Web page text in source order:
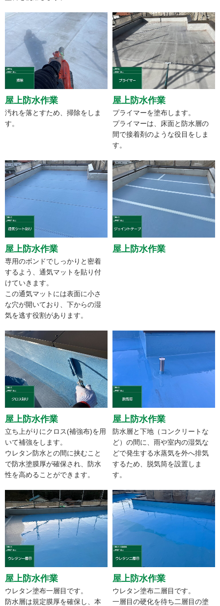
屋上防水作業
汚れを落とすため、掃除をしま
す。
屋上防水作業
プライマーを塗布します。
プライマーは、床面と防水層の
間で接着剤のような役目をしま
す。
屋上防水作業
専用のボンドでしっかりと密着
するよう、通気マットを貼り付
けていきます。
この通気マットには表面に小さ
な穴が開いており、下からの湿
気を逃す役割があります。
屋上防水作業
屋上防水作業
立ち上がりにクロス(補強布)を用
いて補強をします。
ウレタン防水との間に挟むこと
で防水塗膜厚が確保され、防水
性を高めることができます。
屋上防水作業
防水層と下地（コンクリートな
ど）の間に、雨や室内の湿気な
どで発生する水蒸気を外へ排気
するため、脱気筒を設置しま
す。
屋上防水作業
ウレタン塗布一層目です。
防水層は規定膜厚を確保し、本
屋上防水作業
ウレタン塗布二層目です。
一層目の硬化を待ち二層目の塗